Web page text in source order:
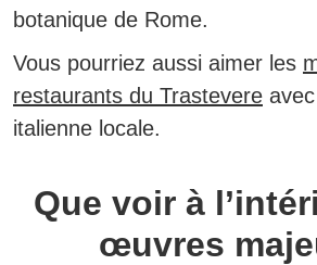
botanique de Rome.
Vous pourriez aussi aimer les
restaurants du Trastevere
italienne locale.
Que voir à
œuvres